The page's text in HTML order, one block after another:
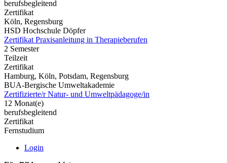
berufsbegleitend
Zertifikat
Köln, Regensburg
HSD Hochschule Döpfer
Zertifikat Praxisanleitung in Therapieberufen
2 Semester
Teilzeit
Zertifikat
Hamburg, Köln, Potsdam, Regensburg
BUA-Bergische Umweltakademie
Zertifizierte/r Natur- und Umweltpädagoge/in
12 Monat(e)
berufsbegleitend
Zertifikat
Fernstudium
Login